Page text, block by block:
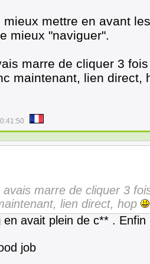
mieux mettre en avant
mieux "naviguer".
marre de cliquer 3
maintenant, lien direct,
avais marre de cliquer 3
lien direct, hop
en avait plein de c** .
job